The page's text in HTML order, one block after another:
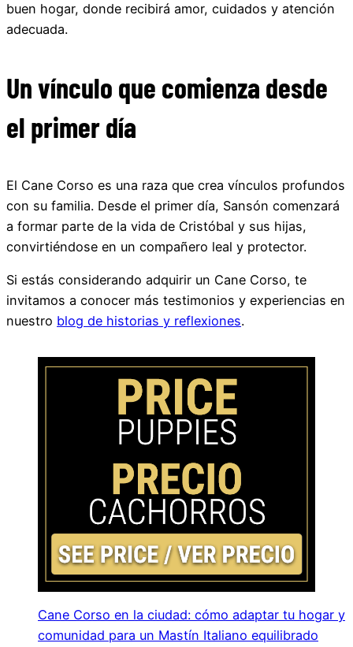
buen hogar, donde recibirá amor, cuidados y atención
adecuada.
Un vínculo que comienza desde
el primer día
El Cane Corso es una raza que crea vínculos profundos
con su familia. Desde el primer día, Sansón comenzará
a formar parte de la vida de Cristóbal y sus hijas,
convirtiéndose en un compañero leal y protector.
Si estás considerando adquirir un Cane Corso, te
invitamos a conocer más testimonios y experiencias en
nuestro blog de historias y reflexiones.
Cane Corso en la ciudad: cómo adaptar tu hogar y
comunidad para un Mastín Italiano equilibrado